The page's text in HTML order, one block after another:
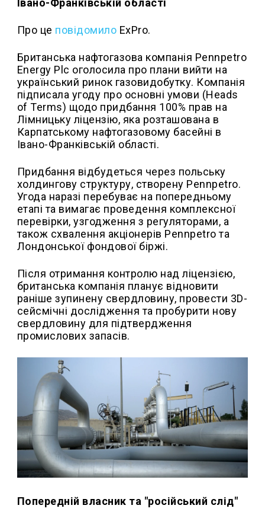
Івано-Франківській області
Про це повідомило ExPro.
Британська нафтогазова компанія Pennpetro
Energy Plc оголосила про плани вийти на
український ринок газовидобутку. Компанія
підписала угоду про основні умови (Heads
of Terms) щодо придбання 100% прав на
Лімницьку ліцензію, яка розташована в
Карпатському нафтогазовому басейні в
Івано-Франківській області.
Придбання відбудеться через польську
холдингову структуру, створену Pennpetro.
Угода наразі перебуває на попередньому
етапі та вимагає проведення комплексної
перевірки, узгодження з регуляторами, а
також схвалення акціонерів Pennpetro та
Лондонської фондової біржі.
Після отримання контролю над ліцензією,
британська компанія планує відновити
раніше зупинену свердловину, провести 3D-
сейсмічні дослідження та пробурити нову
свердловину для підтвердження
промислових запасів.
Попередній власник та "російський слід"